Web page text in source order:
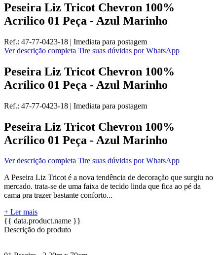
Peseira Liz Tricot Chevron 100%
Acrílico 01 Peça - Azul Marinho
Ref.: 47-77-0423-18 | Imediata para postagem
Ver descrição completa Tire suas dúvidas por WhatsApp
Peseira Liz Tricot Chevron 100%
Acrílico 01 Peça - Azul Marinho
Ref.: 47-77-0423-18 | Imediata para postagem
Peseira Liz Tricot Chevron 100%
Acrílico 01 Peça - Azul Marinho
Ver descrição completa Tire suas dúvidas por WhatsApp
A Peseira Liz Tricot é a nova tendência de decoração que surgiu no
mercado. trata-se de uma faixa de tecido linda que fica ao pé da
cama pra trazer bastante conforto...
+ Ler mais
{{ data.product.name }}
Descrição do produto